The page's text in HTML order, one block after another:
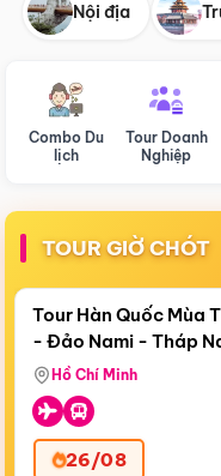
Nội địa
Combo Du
lịch
Tour Doanh
Nghiệp
TOUR GIỜ CHÓT
Còn18 ngày 11:16:41
Bay Sun Phuquoc
Tour Hàn Quốc Mùa
- Đảo Nami - Tháp
Airways)
Hồ Chí Minh
26/08